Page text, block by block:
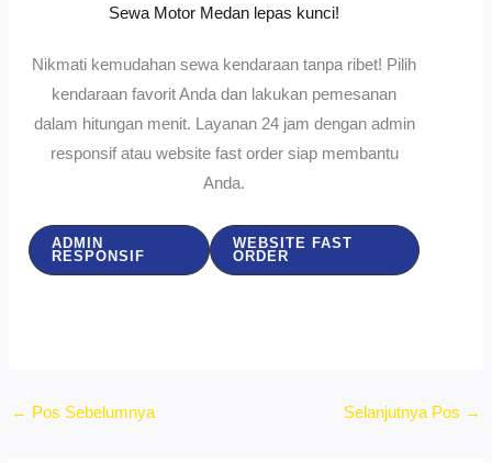
Sewa Motor Medan lepas kunci!
Nikmati kemudahan sewa kendaraan tanpa ribet! Pilih
kendaraan favorit Anda dan lakukan pemesanan
dalam hitungan menit. Layanan 24 jam dengan admin
responsif atau website fast order siap membantu
Anda.
ADMIN
RESPONSIF
WEBSITE FAST
ORDER
← Pos Sebelumnya Selanjutnya Pos →